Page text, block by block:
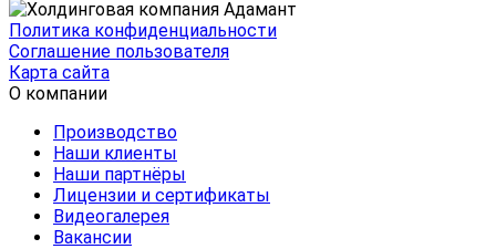
Политика конфиденциальности
Соглашение пользователя
Карта сайта
О компании
Производство
Наши клиенты
Наши партнёры
Лицензии и сертификаты
Видеогалерея
Вакансии